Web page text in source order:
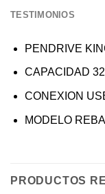
TESTIMONIOS
PENDRIVE
CAPACIDAD
CONEXION
MODELO
PRODUCTOS